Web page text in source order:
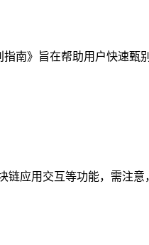
南》旨在帮助用户快速甄
链应用交互等功能，需注意